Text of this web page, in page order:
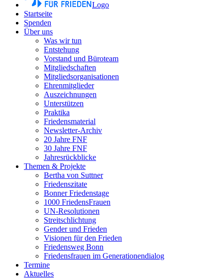
Logo
Startseite
Spenden
Über uns
Was wir tun
Entstehung
Vorstand und Büroteam
Mitgliedschaften
Mitgliedsorganisationen
Ehrenmitglieder
Auszeichnungen
Unterstützen
Praktika
Friedensmaterial
Newsletter-Archiv
20 Jahre FNF
30 Jahre FNF
Jahresrückblicke
Themen & Projekte
Bertha von Suttner
Friedenszitate
Bonner Friedenstage
1000 FriedensFrauen
UN-Resolutionen
Streitschlichtung
Gender und Frieden
Visionen für den Frieden
Friedensweg Bonn
Friedensfrauen im Generationendialog
Termine
Aktuelles